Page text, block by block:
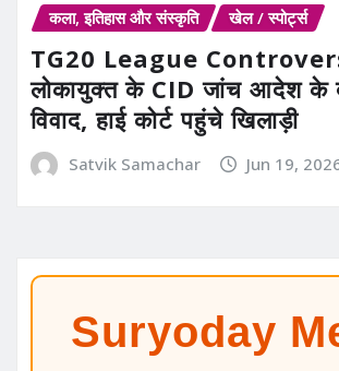
कला, इतिहास और संस्कृति खेल / स्पोर्ट्स
TG20 League
लोकायुक्त के CID जांच आदेश के
विवाद, हाई कोर्ट पहुंचे खिलाड़ी
Satvik Samachar Jun 19,
Suryoday